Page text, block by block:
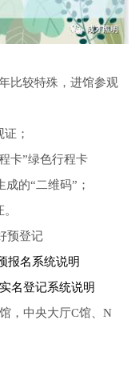
比较特殊，进馆参观
；
卡”绿色行程卡
成的“二维码”；
预登记
报名系统说明
名登记系统说明
，中央大厅C馆、N